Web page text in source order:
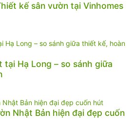
kế sân vườn tại Vinhomes
tại Hạ Long – so sánh giữa
Nhật Bản hiện đại đẹp cuốn